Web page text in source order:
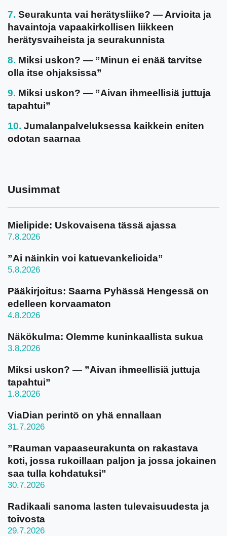
Seurakunta vai herätysliike? — Arvioita ja
havaintoja vapaakirkollisen liikkeen
herätysvaiheista ja seurakunnista
Miksi uskon? — ”Minun ei enää tarvitse
olla itse ohjaksissa”
Miksi uskon? — ”Aivan ihmeellisiä juttuja
tapahtui”
Jumalanpalveluksessa kaikkein eniten
odotan saarnaa
Uusimmat
Mielipide: Uskovaisena tässä ajassa
7.8.2026
”Ai näinkin voi katuevankelioida”
5.8.2026
Pääkirjoitus: Saarna Pyhässä Hengessä on
edelleen korvaamaton
4.8.2026
Näkökulma: Olemme kuninkaallista sukua
3.8.2026
Miksi uskon? — ”Aivan ihmeellisiä juttuja
tapahtui”
1.8.2026
ViaDian perintö on yhä ennallaan
31.7.2026
”Rauman vapaaseurakunta on rakastava
koti, jossa rukoillaan paljon ja jossa jokainen
saa tulla kohdatuksi”
30.7.2026
Radikaali sanoma lasten tulevaisuudesta ja
toivosta
29.7.2026